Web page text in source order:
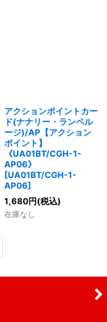
アクションポイントカー
ド(ナナリー・ランペル
ージ)/AP【アクション
ポイント】
《UA01BT/CGH-1-
AP06》
[UA01BT/CGH-1-
AP06]
1,680円(税込)
在庫なし